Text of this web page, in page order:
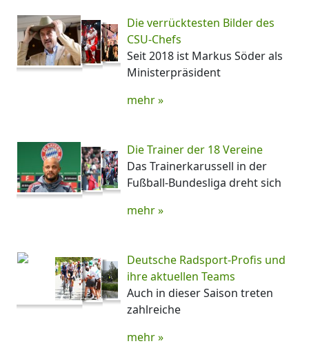
Die verrücktesten Bilder des
CSU-Chefs
Seit 2018 ist Markus Söder als
Ministerpräsident
mehr »
Die Trainer der 18 Vereine
Das Trainerkarussell in der
Fußball-Bundesliga dreht sich
mehr »
Deutsche Radsport-Profis und
ihre aktuellen Teams
Auch in dieser Saison treten
zahlreiche
mehr »